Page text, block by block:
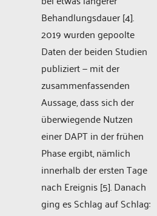
Behandlungsdauer [4].
2019 wurden gepoolte
Daten der beiden Studien
publiziert — mit der
zusammenfassenden
Aussage, dass sich der
überwiegende Nutzen
einer DAPT in der frühen
Phase ergibt, nämlich
innerhalb der ersten Tage
nach Ereignis [5]. Danach
ging es Schlag auf Schlag: